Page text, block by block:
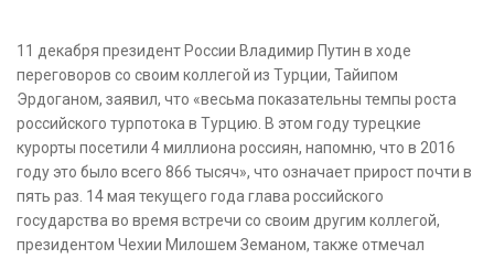
11 декабря президент России Владимир Путин в ходе
переговоров со своим коллегой из Турции, Тайипом
Эрдоганом, заявил, что «весьма показательны темпы роста
российского турпотока в Турцию. В этом году турецкие
курорты посетили 4 миллиона россиян, напомню, что в 2016
году это было всего 866 тысяч», что означает прирост почти в
пять раз. 14 мая текущего года глава российского
государства во время встречи со своим другим коллегой,
президентом Чехии Милошем Земаном, также отмечал